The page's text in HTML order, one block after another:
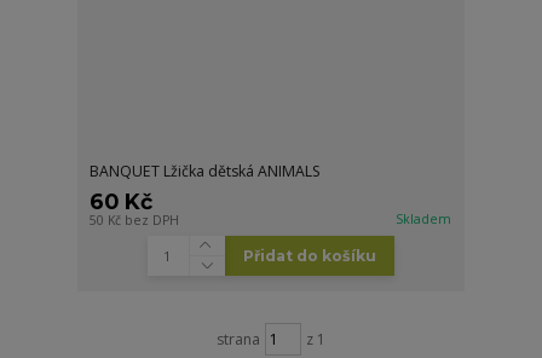
BANQUET Lžička dětská ANIMALS
60 Kč
50 Kč bez DPH Skladem
Přidat do košíku
strana z 1